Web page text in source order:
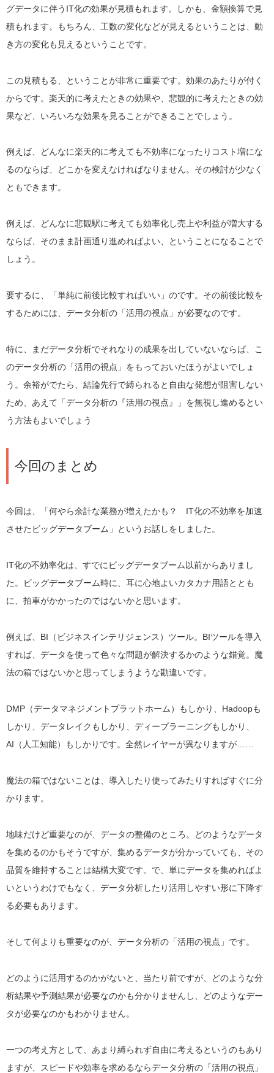
グデータに伴うIT化の効果が見積もれます。しかも、金額換算で見
積もれます。もちろん、工数の変化などが見えるということは、動
き方の変化も見えるということです。
この見積もる、ということが非常に重要です。効果のあたりが付く
からです。楽天的に考えたときの効果や、悲観的に考えたときの効
果など、いろいろな効果を見ることができることでしょう。
例えば、どんなに楽天的に考えても不効率になったりコスト増にな
るのならば、どこかを変えなければなりません。その検討が少なく
ともできます。
例えば、どんなに悲観駅に考えても効率化し売上や利益が増大する
ならば、そのまま計画通り進めればよい、ということになることで
しょう。
要するに、「単純に前後比較すればいい」のです。その前後比較を
するためには、データ分析の「活用の視点」が必要なのです。
特に、まだデータ分析でそれなりの成果を出していないならば、こ
のデータ分析の「活用の視点」をもっておいたほうがよいでしょ
う。余裕がでたら、結論先行で縛られると自由な発想が阻害しない
ため、あえて「データ分析の『活用の視点』」を無視し進めるとい
う方法もよいでしょう
今回のまとめ
今回は、「何やら余計な業務が増えたかも？ IT化の不効率を加速
させたビッグデータブーム」というお話しをしました。
IT化の不効率化は、すでにビッグデータブーム以前からありまし
た。ビッグデータブーム時に、耳に心地よいカタカナ用語ととも
に、拍車がかかったのではないかと思います。
例えば、BI（ビジネスインテリジェンス）ツール。BIツールを導入
すれば、データを使って色々な問題が解決するかのような錯覚。魔
法の箱ではないかと思ってしまうような勘違いです。
DMP（データマネジメントプラットホーム）もしかり、Hadoopも
しかり、データレイクもしかり、ディープラーニングもしかり、
AI（人工知能）もしかりです。全然レイヤーが異なりますが……
魔法の箱ではないことは、導入したり使ってみたりすればすぐに分
かります。
地味だけど重要なのが、データの整備のところ。どのようなデータ
を集めるのかもそうですが、集めるデータが分かっていても、その
品質を維持することは結構大変です。で、単にデータを集めればよ
いというわけでもなく、データ分析したり活用しやすい形に下降す
る必要もあります。
そして何よりも重要なのが、データ分析の「活用の視点」です。
どのように活用するのかがないと、当たり前ですが、どのような分
析結果や予測結果が必要なのかも分かりませんし、どのようなデー
タが必要なのかもわかりません。
一つの考え方として、あまり縛られず自由に考えるというのもあり
ますが、スピードや効率を求めるならデータ分析の「活用の視点」